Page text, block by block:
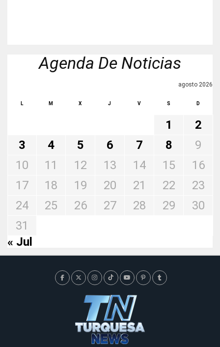
Agenda De Noticias
agosto 2026
L M X J V S D
1
2
3
4 5 6 7 8
9
10
11 12 13 14 15
16
17
18 19 20 21 22
23
24
25 26 27 28 29
30
31
« Jul